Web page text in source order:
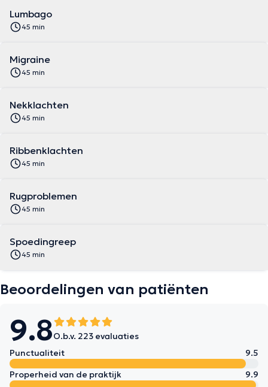
Lumbago
45 min
Migraine
45 min
Nekklachten
45 min
Ribbenklachten
45 min
Rugproblemen
45 min
Spoedingreep
45 min
Beoordelingen van patiënten
9.8O.b.v. 223 evaluaties
Punctualiteit
9.5
Properheid van de praktijk
9.9